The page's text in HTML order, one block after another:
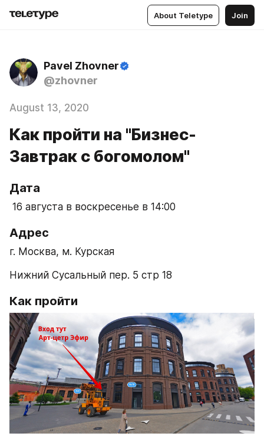
About Teletype Join
Pavel Zhovner
@zhovner
August 13, 2020
Как пройти на "Бизнес-
Завтрак с богомолом"
Дата
16 августа в воскресенье в 14:00
Адрес
г. Москва, м. Курская
Нижний Сусальный пер. 5 стр 18
Как пройти